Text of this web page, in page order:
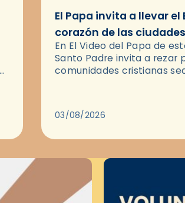
El Papa invita a llevar el
corazón de las ciudades
En El Video del Papa de
Santo Padre invita a rezar
comunidades cristianas
03/08/2026